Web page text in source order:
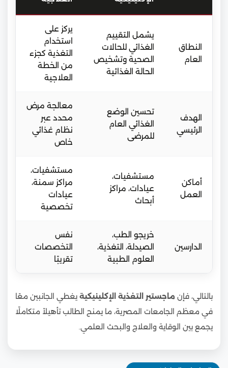
النطاق
العام
يشمل التقييم
الغذائي للحالات
الصحية وتشخيص
الحالة الغذائية
يركز على
استخدام
التغذية كجزء
من الخطة
العلاجية
الهدف
الرئيسي
تحسين الوضع
الغذائي العام
للمرضى
معالجة مرض
محدد عبر
نظام غذائي
خاص
أماكن
العمل
مستشفيات،
عيادات، مراكز
أبحاث
مستشفيات،
مراكز سمنة،
عيادات
تخصصية
الدارسين
خريجو الطب،
الصيدلة، التغذية،
العلوم الطبية
نفس
التخصصات
تقريبًا
بالتالي، فإن ماجستير التغذية الإكلينيكية يغطي الجانبين معًا
في معظم الجامعات المصرية، ما يمنح الطالب تأهيلاً متكاملًا
يجمع بين الوقاية والعلاج والبحث العلمي.